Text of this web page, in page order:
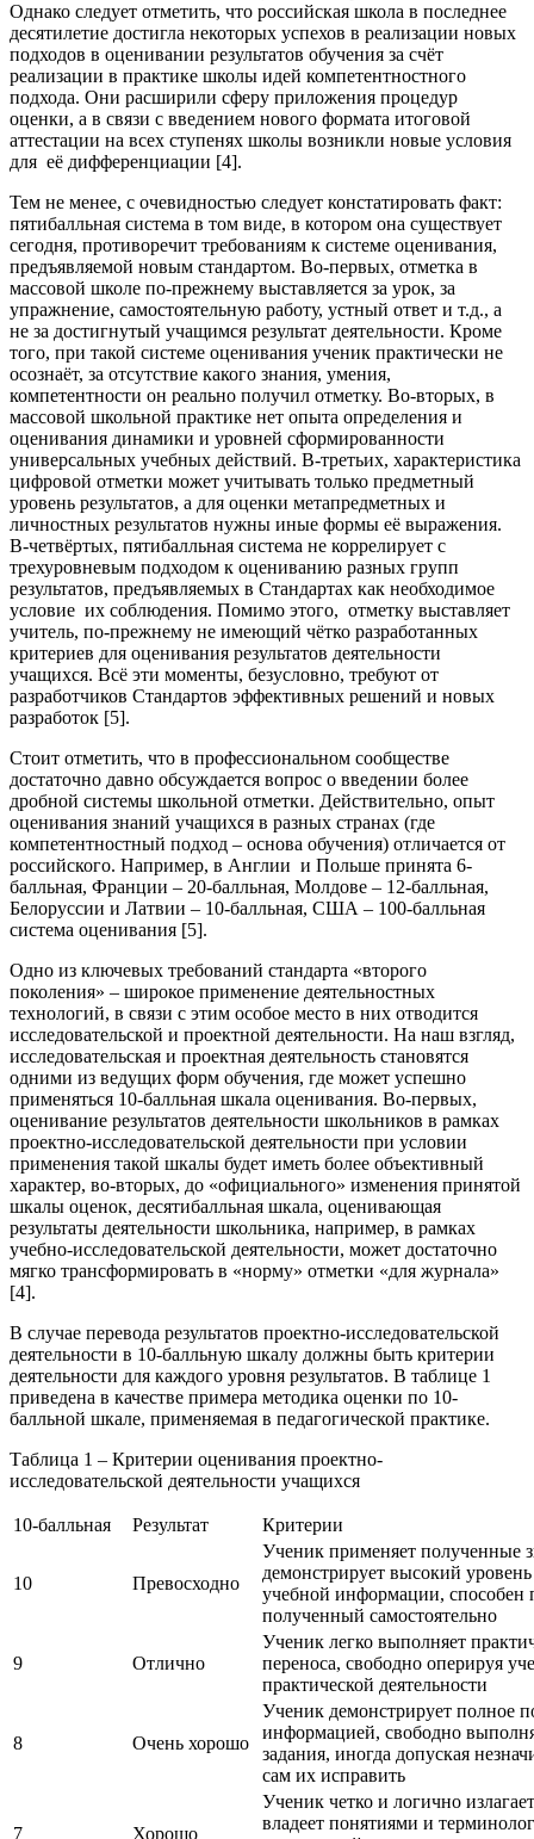
Однако следует отметить, что российская школа в последнее
десятилетие достигла некоторых успехов в реализации новых
подходов в оценивании результатов обучения за счёт
реализации в практике школы идей компетентностного
подхода. Они расширили сферу приложения процедур
оценки, а в связи с введением нового формата итоговой
аттестации на всех ступенях школы возникли новые условия
для её дифференциации [4].
Тем не менее, с очевидностью следует констатировать факт:
пятибалльная система в том виде, в котором она существует
сегодня, противоречит требованиям к системе оценивания,
предъявляемой новым стандартом. Во-первых, отметка в
массовой школе по-прежнему выставляется за урок, за
упражнение, самостоятельную работу, устный ответ и т.д., а
не за достигнутый учащимся результат деятельности. Кроме
того, при такой системе оценивания ученик практически не
осознаёт, за отсутствие какого знания, умения,
компетентности он реально получил отметку. Во-вторых, в
массовой школьной практике нет опыта определения и
оценивания динамики и уровней сформированности
универсальных учебных действий. В-третьих, характеристика
цифровой отметки может учитывать только предметный
уровень результатов, а для оценки метапредметных и
личностных результатов нужны иные формы её выражения.
В-четвёртых, пятибалльная система не коррелирует с
трехуровневым подходом к оцениванию разных групп
результатов, предъявляемых в Стандартах как необходимое
условие их соблюдения. Помимо этого, отметку выставляет
учитель, по-прежнему не имеющий чётко разработанных
критериев для оценивания результатов деятельности
учащихся. Всё эти моменты, безусловно, требуют от
разработчиков Стандартов эффективных решений и новых
разработок [5].
Стоит отметить, что в профессиональном сообществе
достаточно давно обсуждается вопрос о введении более
дробной системы школьной отметки. Действительно, опыт
оценивания знаний учащихся в разных странах (где
компетентностный подход – основа обучения) отличается от
российского. Например, в Англии и Польше принята 6-
балльная, Франции – 20-балльная, Молдове – 12-балльная,
Белоруссии и Латвии – 10-балльная, США – 100-балльная
система оценивания [5].
Одно из ключевых требований стандарта «второго
поколения» – широкое применение деятельностных
технологий, в связи с этим особое место в них отводится
исследовательской и проектной деятельности. На наш взгляд,
исследовательская и проектная деятельность становятся
одними из ведущих форм обучения, где может успешно
применяться 10-балльная шкала оценивания. Во-первых,
оценивание результатов деятельности школьников в рамках
проектно-исследовательской деятельности при условии
применения такой шкалы будет иметь более объективный
характер, во-вторых, до «официального» изменения принятой
шкалы оценок, десятибалльная шкала, оценивающая
результаты деятельности школьника, например, в рамках
учебно-исследовательской деятельности, может достаточно
мягко трансформировать в «норму» отметки «для журнала»
[4].
В случае перевода результатов проектно-исследовательской
деятельности в 10-балльную шкалу должны быть критерии
деятельности для каждого уровня результатов. В таблице 1
приведена в качестве примера методика оценки по 10-
балльной шкале, применяемая в педагогической практике.
Таблица 1 – Критерии оценивания проектно-
исследовательской деятельности учащихся
10-балльная Результат Критерии
10 Превосходно
Ученик применяет полученные
демонстрирует высокий
учебной информации, способен
полученный самостоятельно
9 Отлично
Ученик легко выполняет
переноса, свободно оперируя
практической деятельности
8 Очень хорошо
Ученик демонстрирует полное
информацией, свободно
задания, иногда допуская
сам их исправить
7 Хорошо
Ученик четко и логично
владеет понятиями и